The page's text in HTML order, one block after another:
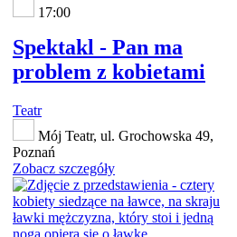
17:00
Spektakl - Pan ma
problem z kobietami
Teatr
Mój Teatr, ul. Grochowska 49,
Poznań
Zobacz szczegóły